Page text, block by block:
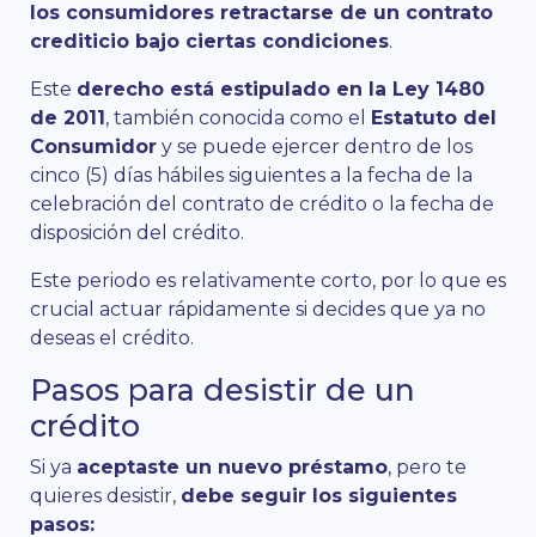
los consumidores retractarse de un contrato
crediticio bajo ciertas condiciones.
Este derecho está estipulado en la Ley 1480
de 2011, también conocida como el Estatuto del
Consumidor y se puede ejercer dentro de los
cinco (5) días hábiles siguientes a la fecha de la
celebración del contrato de crédito o la fecha de
disposición del crédito.
Este periodo es relativamente corto, por lo que es
crucial actuar rápidamente si decides que ya no
deseas el crédito.
Pasos para desistir de un
crédito
Si ya aceptaste un nuevo préstamo, pero te
quieres desistir, debe seguir los siguientes
pasos: